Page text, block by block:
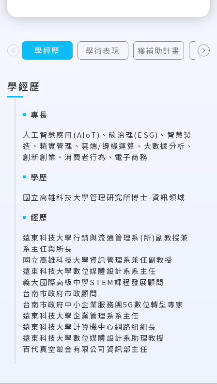
上一則學經歷 學術表現 獲補助計畫 下一則
學經歷
專長
人工智慧應用(AIoT)、碳治理(ESG)、智慧製
造、精實管理、雲端/邊緣運算、大數據分析、
創新創業、消費者行為、電子商務
學歷
國立高雄科技大學管理研究所博士-資訊領域
經歷
遠東科技大學行銷與流通管理系(所)副教授兼
系主任與所長
國立高雄科技大學資訊管理系兼任副教授
遠東科技大學數位媒體設計系系主任
義大國際高級中學STEM課程發展顧問
台南市政府市政顧問
台南市政府中小企業服務團5G數位轉型專家
遠東科技大學企業管理系系主任
遠東科技大學計算機中心網路組組長
遠東科技大學數位媒體設計系助理教授
百代真空鍍金有限公司資訊部主任